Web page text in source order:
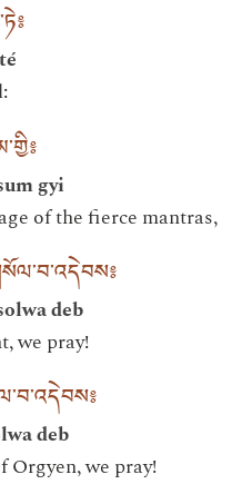
gyi
of the fierce mantras,
deb
we pray!
deb
we pray!